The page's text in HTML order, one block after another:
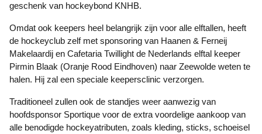
geschenk van hockeybond KNHB.
Omdat ook keepers heel belangrijk zijn voor alle elftallen, heeft
de hockeyclub zelf met sponsoring van Haanen & Ferneij
Makelaardij en Cafetaria Twillight de Nederlands elftal keeper
Pirmin Blaak (Oranje Rood Eindhoven) naar Zeewolde weten te
halen. Hij zal een speciale keepersclinic verzorgen.
Traditioneel zullen ook de standjes weer aanwezig van
hoofdsponsor Sportique voor de extra voordelige aankoop van
alle benodigde hockeyatributen, zoals kleding, sticks, schoeisel